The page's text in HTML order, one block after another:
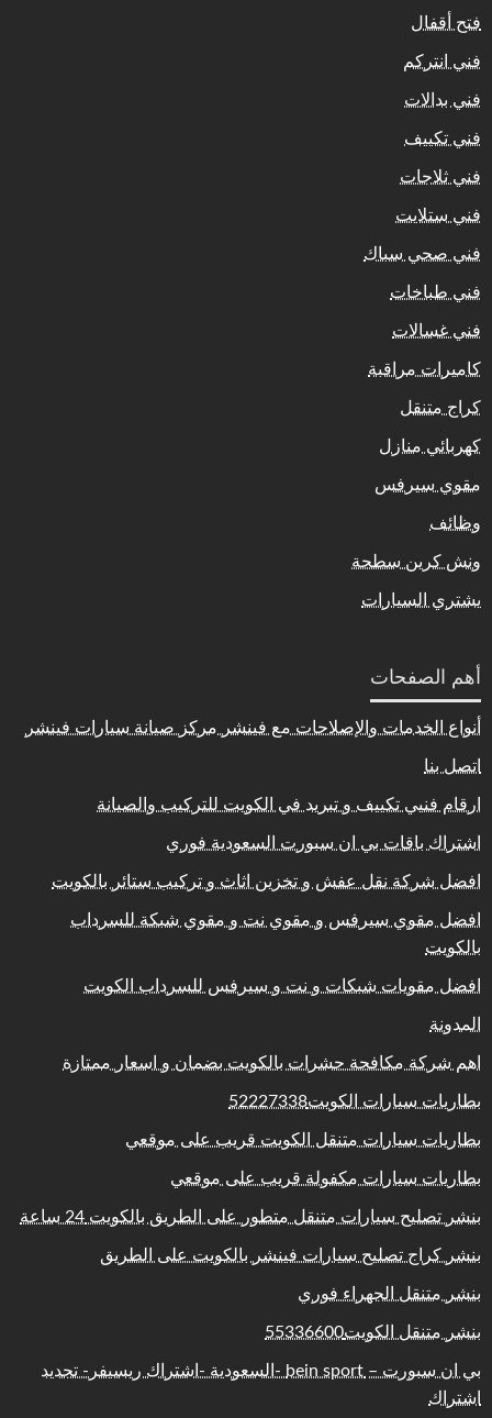
فتح أقفال
فني انتركم
فني بدالات
فني تكييف
فني ثلاجات
فني ستلايت
فني صحي سباك
فني طباخات
فني غسالات
كاميرات مراقبة
كراج متنقل
كهربائي منازل
مقوي سيرفس
وظائف
ونش كرين سطحة
يشتري السيارات
أهم الصفحات
أنواع الخدمات والإصلاحات مع فينشر مركز صيانة سيارات فينشر
اتصل بنا
ارقام فنيي تكييف و تبريد في الكويت للتركيب والصيانة
اشتراك باقات بي ان سبورت السعودية فوري
افضل شركة نقل عفش و تخزين اثاث و تركيب ستائر بالكويت
افضل مقوي سيرفس و مقوي نت و مقوي شبكة للسرداب
بالكويت
افضل مقويات شبكات و نت و سيرفس للسرداب الكويت
المدونة
اهم شركة مكافحة حشرات بالكويت بضمان و اسعار ممتازة
بطاريات سيارات الكويت52227338
بطاريات سيارات متنقل الكويت قريب على موقعي
بطاريات سيارات مكفولة قريب على موقعي
بنشر تصليح سيارات متنقل متطور على الطريق بالكويت 24 ساعة
بنشر كراج تصليح سيارات فينشر بالكويت على الطريق
بنشر متنقل الجهراء فوري
بنشر متنقل الكويت55336600
بي ان سبورت – bein sport -السعودية -اشتراك ريسيفر- تجديد
اشتراك